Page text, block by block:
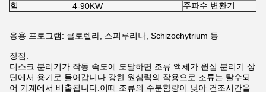
힘
4-90KW 주파수 변환기
응용 프로그램: 클로렐라, 스피루리나, Schizochytrium 등
장점:
디스크 분리기가 작동 속도에 도달하면 조류 액체가 원심 분리기 상
단에서 용기로 들어갑니다.강한 원심력의 작용으로 조류는 탈수되
어 기계에서 배출됩니다.이때 조류의 수분함량이 낮아 건조시간을